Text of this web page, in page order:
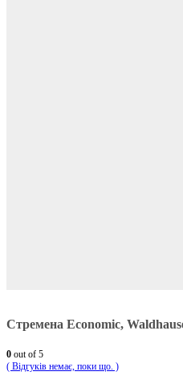
Стремена Economic,
0 out of 5
( Відгуків немає, поки що. )